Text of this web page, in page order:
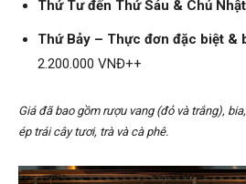
Thứ Tư đến Thứ Sáu & Chủ
Thứ Bảy – Thực đơn đặc biệt &
2.200.000 VNĐ++
Giá đã bao gồm rượu vang (đỏ và trắng),
ép trái cây tươi, trà và cà phê.